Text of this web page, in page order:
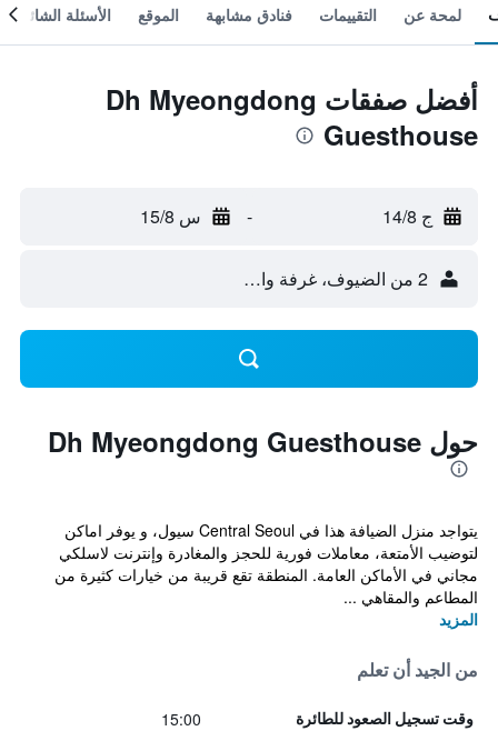
لمحة عن التقييمات فنادق مشابهة الموقع الأسئلة الشائعة
أفضل صفقات Dh Myeongdong
Guesthouse
ج 14/8 - س 15/8
2 من الضيوف، غرفة واحدة
حول Dh Myeongdong Guesthouse
يتواجد منزل الضيافة هذا في Central Seoul سيول، و يوفر اماكن
لتوضيب الأمتعة، معاملات فورية للحجز والمغادرة وإنترنت لاسلكي
مجاني في الأماكن العامة. المنطقة تقع قريبة من خيارات كثيرة من
المطاعم والمقاهي ...
المزيد
من الجيد أن تعلم
وقت تسجيل الصعود للطائرة 15:00